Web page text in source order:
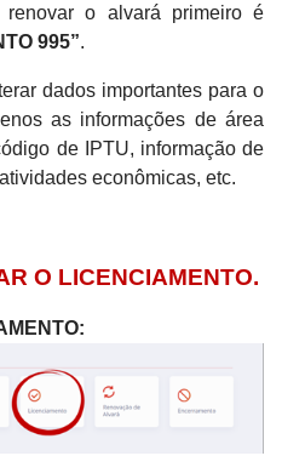
o alvará primeiro é
995”.
dados importantes para o
as informações de área
de IPTU, informação de
econômicas, etc.
O LICENCIAMENTO.